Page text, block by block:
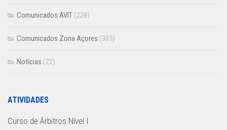
Comunicados AVIT (228)
Comunicados Zona Açores (305)
Notícias (22)
ATIVIDADES
Curso de Árbitros Nível I